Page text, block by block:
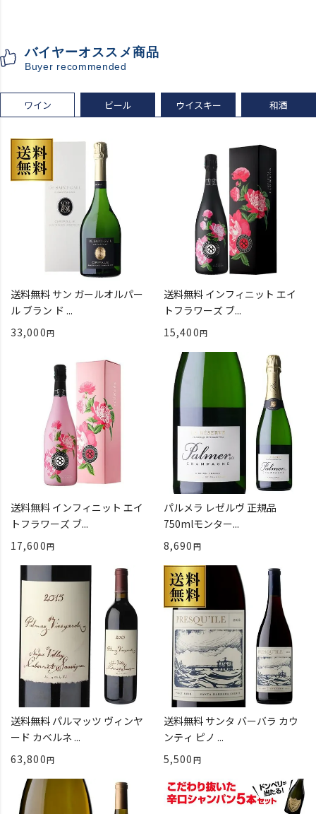
バイヤーオススメ商品
Buyer recommended
ワイン ビール ウイスキー 和酒
送料無料 サン ガールオルパー
ル ブラン ド ...
33,000
送料無料 インフィニット エイ
トフラワーズ ブ...
15,400
送料無料 インフィニット エイ
トフラワーズ ブ...
17,600
パルメラ レゼルヴ 正規品
750mlモンター...
8,690
送料無料 パルマッツ ヴィンヤ
ード カベルネ ...
63,800
送料無料 サンタ バーバラ カウ
ンティ ピノ ...
5,500